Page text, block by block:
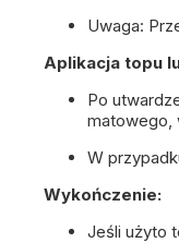
Uwaga:
Aplikacja topu
Po
matowego,
W
Wykończenie:
Jeśli użyto